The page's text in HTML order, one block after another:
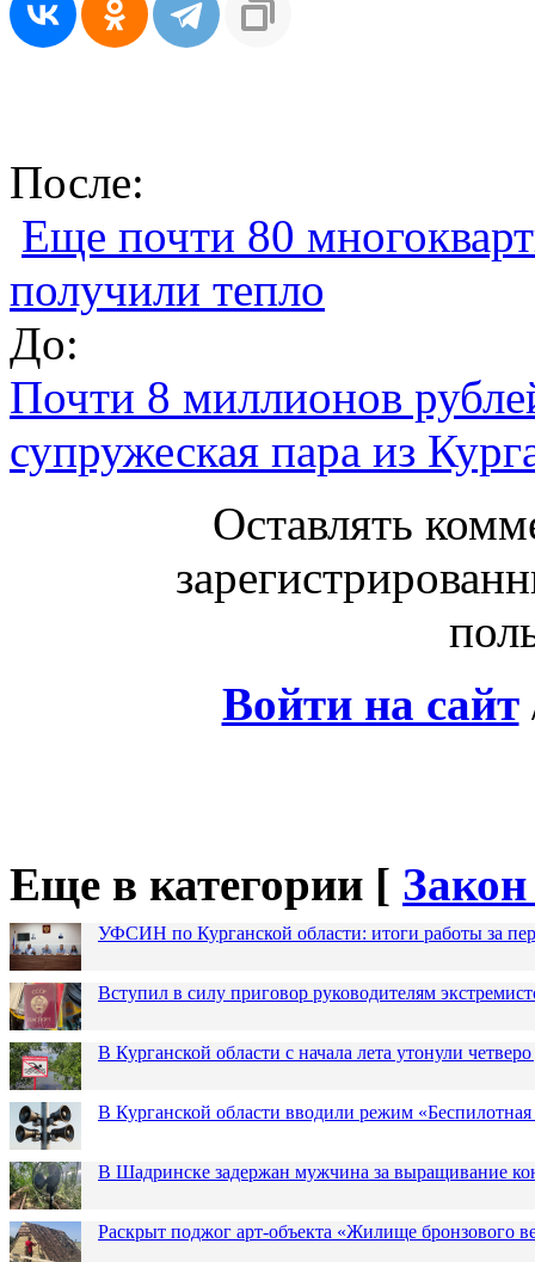
После:
Еще почти 80
получили тепло
До:
Почти 8 миллионов
супружеская пара из
Оставлять
Войти на сайт
Еще в категории [
УФСИН по Курганской области: итоги работы за
Вступил в силу приговор руководителям
В Курганской области с начала лета утонули четверо
В Курганской области вводили режим «Беспилотная
В Шадринске задержан мужчина за выращивание
Раскрыт поджог арт-объекта «Жилище бронзового